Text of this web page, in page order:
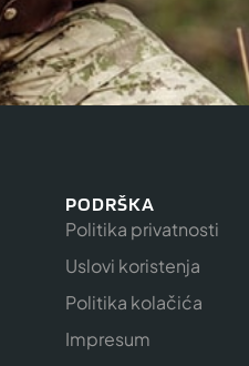
PODRŠKA
Politika privatnosti
Uslovi koristenja
Politika kolačića
Impresum